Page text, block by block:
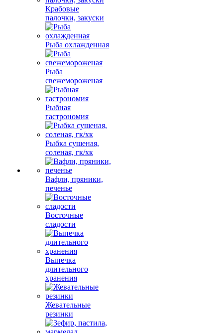
Крабовые
палочки, закуски
Рыба охлажденная
Рыба
свежемороженая
Рыбная
гастрономия
Рыбка сушеная,
соленая, гк/хк
Вафли, пряники,
печенье
Восточные
сладости
Выпечка
длительного
хранения
Жевательные
резинки